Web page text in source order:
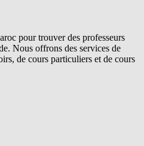
pour trouver des professeurs
Nous offrons des services de
de cours particuliers et de cours